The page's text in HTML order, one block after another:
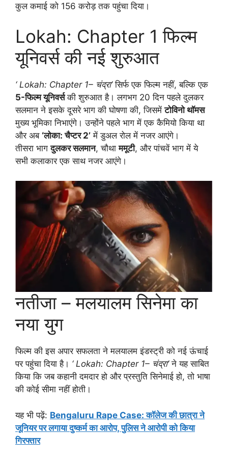
कुल कमाई को 156 करोड़ तक पहुंचा दिया।
Lokah: Chapter 1 फिल्म
यूनिवर्स की नई शुरुआत
‘ Lokah: Chapter 1– चंद्रा’सिर्फ एक फिल्म नहीं, बल्कि एक
5-फिल्म यूनिवर्सकी शुरुआत है। लगभग 20 दिन पहले दुलकर
सलमान ने इसके दूसरे भाग की घोषणा की, जिसमेंटोविनो थॉमस
मुख्य भूमिका निभाएंगे। उन्होंने पहले भाग में एक कैमियो किया था
और अब ‘लोका: चैप्टर 2’ में डुअल रोल में नजर आएंगे।
तीसरा भागदुलकर सलमान, चौथाममूटी, और पांचवें भाग में ये
सभी कलाकार एक साथ नजर आएंगे।
नतीजा – मलयालम सिनेमा का
नया युग
फिल्म की इस अपार सफलता ने मलयालम इंडस्ट्री को नई ऊंचाई
पर पहुंचा दिया है। ‘ Lokah: Chapter 1– चंद्रा’ने यह साबित
किया कि जब कहानी दमदार हो और प्रस्तुति सिनेमाई हो, तो भाषा
की कोई सीमा नहीं होती।
​यह भी पढ़ें: Bengaluru Rape Case: कॉलेज की छात्रा ने
जूनियर पर लगाया दुष्कर्म का आरोप, पुलिस ने आरोपी को किया
गिरफ्तार